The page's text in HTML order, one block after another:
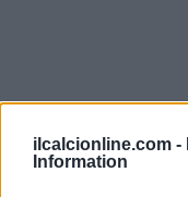
ilcalcionline.com -
Information